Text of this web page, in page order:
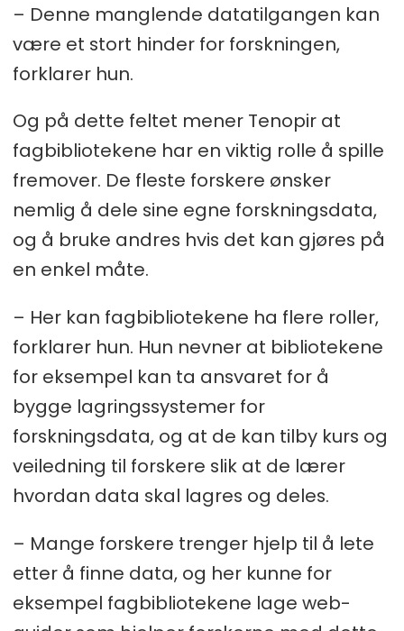
– Denne manglende datatilgangen kan
være et stort hinder for forskningen,
forklarer hun.
Og på dette feltet mener Tenopir at
fagbibliotekene har en viktig rolle å spille
fremover. De fleste forskere ønsker
nemlig å dele sine egne forskningsdata,
og å bruke andres hvis det kan gjøres på
en enkel måte.
– Her kan fagbibliotekene ha flere roller,
forklarer hun. Hun nevner at bibliotekene
for eksempel kan ta ansvaret for å
bygge lagringssystemer for
forskningsdata, og at de kan tilby kurs og
veiledning til forskere slik at de lærer
hvordan data skal lagres og deles.
– Mange forskere trenger hjelp til å lete
etter å finne data, og her kunne for
eksempel fagbibliotekene lage web-